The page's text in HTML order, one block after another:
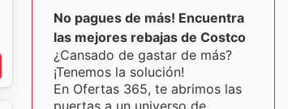
No pagues de más! Encuentra
las mejores rebajas de Costco
¿Cansado de gastar de más?
¡Tenemos la solución!
En Ofertas 365, te abrimos las
puertas a un universo de